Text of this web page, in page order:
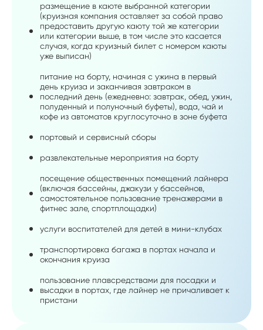
размещение в каюте выбранной категории
(круизная компания оставляет за собой право
предоставить другую каюту той же категории
или категории выше, в том числе это касается
случая, когда круизный билет с номером каюты
уже выписан)
питание на борту, начиная с ужина в первый
день круиза и заканчивая завтраком в
последний день (ежедневно: завтрак, обед, ужин,
полуденный и полуночный буфеты), вода, чай и
кофе из автоматов круглосуточно в зоне буфета
портовый и сервисный сборы
развлекательные мероприятия на борту
посещение общественных помещений лайнера
(включая бассейны, джакузи у бассейнов,
самостоятельное пользование тренажерами в
фитнес зале, спортплощадки)
услуги воспитателей для детей в мини-клубах
транспортировка багажа в портах начала и
окончания круиза
пользование плавсредствами для посадки и
высадки в портах, где лайнер не причаливает к
пристани